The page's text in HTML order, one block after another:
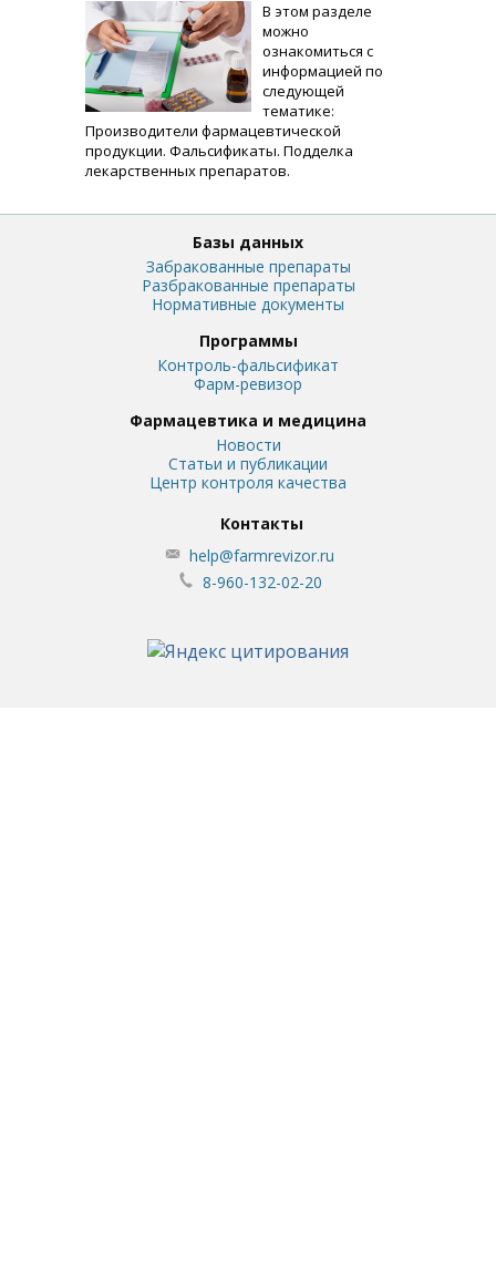
В этом разделе
можно
ознакомиться с
информацией по
следующей
тематике:
Производители фармацевтической
продукции. Фальсификаты. Подделка
лекарственных препаратов.
Базы данных
Забракованные препараты
Разбракованные препараты
Нормативные документы
Программы
Контроль-фальсификат
Фарм-ревизор
Фармацевтика и медицина
Новости
Статьи и публикации
Центр контроля качества
Контакты
help@farmrevizor.ru
8-960-132-02-20